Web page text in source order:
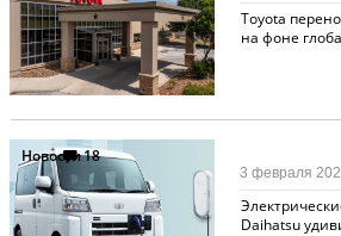
Toyota
на фоне
Новости18
Daihatsu
3 февраля